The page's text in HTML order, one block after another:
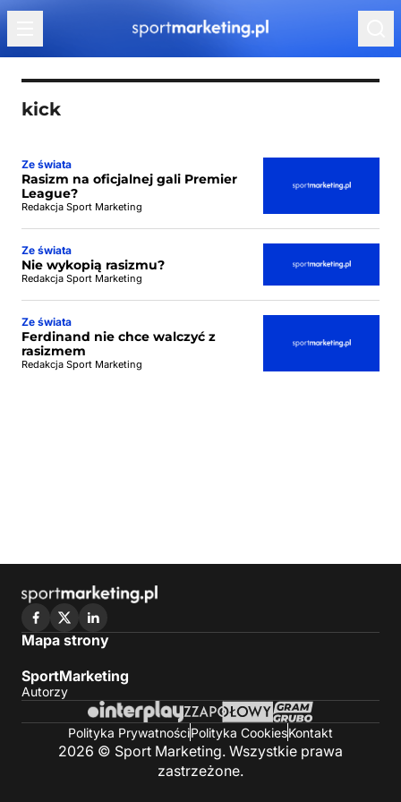
Przejdź do treści
kick
Ze świata
Rasizm na oficjalnej gali Premier
League?
Redakcja Sport Marketing
Ze świata
Nie wykopią rasizmu?
Redakcja Sport Marketing
Ze świata
Ferdinand nie chce walczyć z
rasizmem
Redakcja Sport Marketing
Mapa strony
SportMarketing
Autorzy
Polityka PrywatnościPolityka CookiesKontakt
2026 © Sport Marketing. Wszystkie prawa
zastrzeżone.